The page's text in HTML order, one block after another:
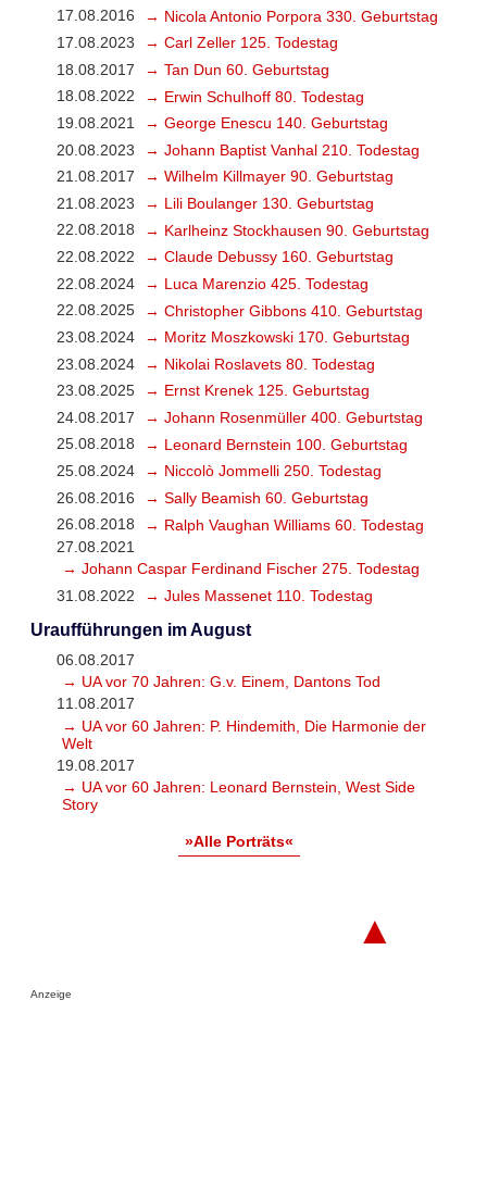
17.08.2016
→ Nicola Antonio Porpora 330. Geburtstag
17.08.2023
→ Carl Zeller 125. Todestag
18.08.2017
→ Tan Dun 60. Geburtstag
18.08.2022
→ Erwin Schulhoff 80. Todestag
19.08.2021
→ George Enescu 140. Geburtstag
20.08.2023
→ Johann Baptist Vanhal 210. Todestag
21.08.2017
→ Wilhelm Killmayer 90. Geburtstag
21.08.2023
→ Lili Boulanger 130. Geburtstag
22.08.2018
→ Karlheinz Stockhausen 90. Geburtstag
22.08.2022
→ Claude Debussy 160. Geburtstag
22.08.2024
→ Luca Marenzio 425. Todestag
22.08.2025
→ Christopher Gibbons 410. Geburtstag
23.08.2024
→ Moritz Moszkowski 170. Geburtstag
23.08.2024
→ Nikolai Roslavets 80. Todestag
23.08.2025
→ Ernst Krenek 125. Geburtstag
24.08.2017
→ Johann Rosenmüller 400. Geburtstag
25.08.2018
→ Leonard Bernstein 100. Geburtstag
25.08.2024
→ Niccolò Jommelli 250. Todestag
26.08.2016
→ Sally Beamish 60. Geburtstag
26.08.2018
→ Ralph Vaughan Williams 60. Todestag
27.08.2021
→ Johann Caspar Ferdinand Fischer 275. Todestag
31.08.2022
→ Jules Massenet 110. Todestag
Uraufführungen im August
06.08.2017
→ UA vor 70 Jahren: G.v. Einem, Dantons Tod
11.08.2017
→ UA vor 60 Jahren: P. Hindemith, Die Harmonie der
Welt
19.08.2017
→ UA vor 60 Jahren: Leonard Bernstein, West Side
Story
»Alle Porträts«
▲
Anzeige